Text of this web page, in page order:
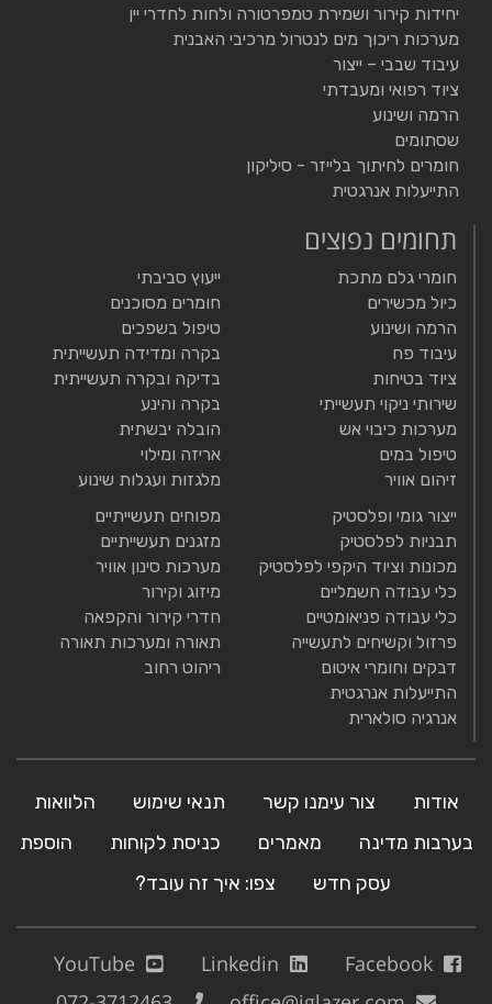
יחידות קירור ושמירת טמפרטורה ולחות לחדרי יין
מערכות ריכוך מים לנטרול מרכיבי האבנית
עיבוד שבבי – ייצור
ציוד רפואי ומעבדתי
הרמה ושינוע
שסתומים
חומרים לחיתוך בלייזר - סיליקון
התייעלות אנרגטית
תחומים נפוצים
חומרי גלם מתכת
כיול מכשירים
הרמה ושינוע
עיבוד פח
ציוד בטיחות
שירותי ניקוי תעשייתי
מערכות כיבוי אש
טיפול במים
זיהום אוויר
ייעוץ סביבתי
חומרים מסוכנים
טיפול בשפכים
בקרה ומדידה תעשייתית
בדיקה ובקרה תעשייתית
בקרה והינע
הובלה יבשתית
אריזה ומילוי
מלגזות ועגלות שינוע
ייצור גומי ופלסטיק
תבניות לפלסטיק
מכונות וציוד היקפי לפלסטיק
כלי עבודה חשמליים
כלי עבודה פניאומטיים
פרזול וקשיחים לתעשייה
דבקים וחומרי איטום
התייעלות אנרגטית
אנרגיה סולארית
מפוחים תעשייתיים
מזגנים תעשייתיים
מערכות סינון אוויר
מיזוג וקירור
חדרי קירור והקפאה
תאורה ומערכות תאורה
ריהוט רחוב
אודות צור עימנו קשר תנאי שימוש
הלוואות
בערבות מדינה
מאמרים כניסת לקוחות
הוספת
עסק חדש
צפו: איך זה עובד?
Facebook